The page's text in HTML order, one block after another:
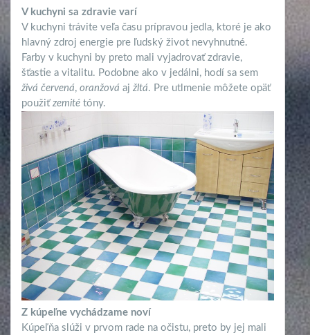
V kuchyni sa zdravie varí
V kuchyni trávite veľa času prípravou jedla, ktoré je ako
hlavný zdroj energie pre ľudský život nevyhnutné.
Farby v kuchyni by preto mali vyjadrovať zdravie,
šťastie a vitalitu. Podobne ako v jedálni, hodí sa sem
živá červená, oranžová aj žltá. Pre utlmenie môžete opäť
použiť zemité tóny.
Z kúpeľne vychádzame noví
Kúpeľňa slúži v prvom rade na očistu, preto by jej mali